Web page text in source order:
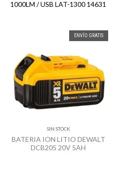
1000LM / USB LAT-1300 14631
ENVÍO GRATIS
SIN STOCK
BATERIA ION LITIO DEWALT
DCB205 20V 5AH